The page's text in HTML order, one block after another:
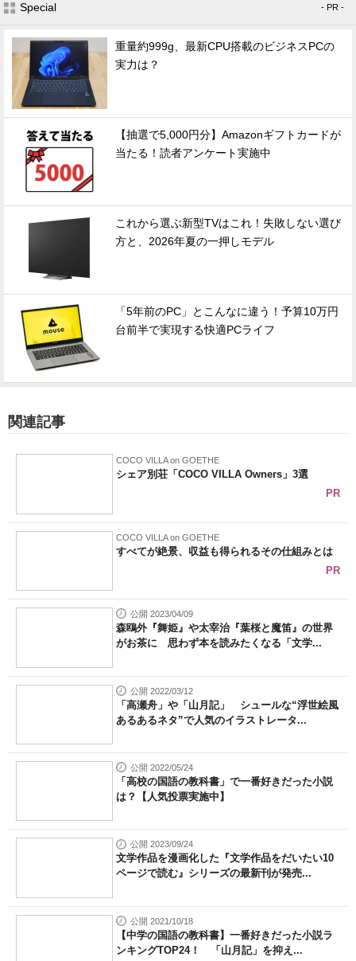
Special - PR -
重量約999g、最新CPU搭載のビジネスPCの
実力は？
【抽選で5,000円分】Amazonギフトカードが
当たる！読者アンケート実施中
これから選ぶ新型TVはこれ！失敗しない選び
方と、2026年夏の一押しモデル
「5年前のPC」とこんなに違う！予算10万円
台前半で実現する快適PCライフ
関連記事
COCO VILLA on GOETHE
シェア別荘「COCO VILLA Owners」3選
PR
COCO VILLA on GOETHE
すべてが絶景、収益も得られるその仕組みとは
PR
公開 2023/04/09
森鴎外『舞姫』や太宰治『葉桜と魔笛』の世界
がお茶に 思わず本を読みたくなる「文学...
公開 2022/03/12
「高瀬舟」や「山月記」 シュールな“浮世絵風
あるあるネタ”で人気のイラストレータ...
公開 2022/05/24
「高校の国語の教科書」で一番好きだった小説
は？【人気投票実施中】
公開 2023/09/24
文学作品を漫画化した『文学作品をだいたい10
ページで読む』シリーズの最新刊が発売...
公開 2021/10/18
【中学の国語の教科書】一番好きだった小説ラ
ンキングTOP24！ 「山月記」を抑え...